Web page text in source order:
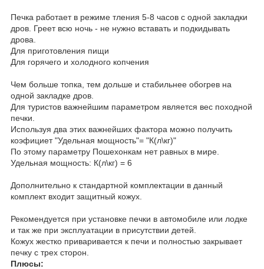
Печка работает в режиме тления 5-8 часов с одной закладки
дров. Греет всю ночь - не нужно вставать и подкидывать
дрова.
Для приготовления пищи
Для горячего и холодного копчения
Чем больше топка, тем дольше и стабильнее обогрев на
одной закладке дров.
Для туристов важнейшим параметром является вес походной
печки.
Используя два этих важнейших фактора можно получить
коэфициет "Удельная мощность"= "К(л\кг)"
По этому параметру Пошехонкам нет равных в мире.
Удельная мощность: К(л\кг) = 6
Дополнительно к стандартной комплектации в данный
комплект входит защитный кожух.
Рекомендуется при установке печки в автомобиле или лодке
и так же при эксплуатации в присутствии детей.
Кожух жестко приваривается к печи и полностью закрывает
печку с трех сторон.
Плюсы: